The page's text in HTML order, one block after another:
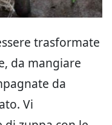
trasformate
da mangiare
da
Vi